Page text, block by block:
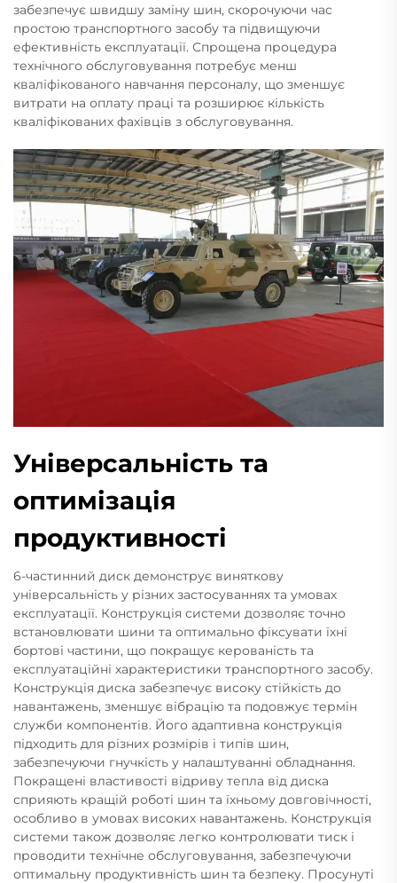
забезпечує швидшу заміну шин, скорочуючи час
простою транспортного засобу та підвищуючи
ефективність експлуатації. Спрощена процедура
технічного обслуговування потребує менш
кваліфікованого навчання персоналу, що зменшує
витрати на оплату праці та розширює кількість
кваліфікованих фахівців з обслуговування.
Універсальність та
оптимізація
продуктивності
6-частинний диск демонструє виняткову
універсальність у різних застосуваннях та умовах
експлуатації. Конструкція системи дозволяє точно
встановлювати шини та оптимально фіксувати їхні
бортові частини, що покращує керованість та
експлуатаційні характеристики транспортного засобу.
Конструкція диска забезпечує високу стійкість до
навантажень, зменшує вібрацію та подовжує термін
служби компонентів. Його адаптивна конструкція
підходить для різних розмірів і типів шин,
забезпечуючи гнучкість у налаштуванні обладнання.
Покращені властивості відриву тепла від диска
сприяють кращій роботі шин та їхньому довговічності,
особливо в умовах високих навантажень. Конструкція
системи також дозволяє легко контролювати тиск і
проводити технічне обслуговування, забезпечуючи
оптимальну продуктивність шин та безпеку. Просунуті